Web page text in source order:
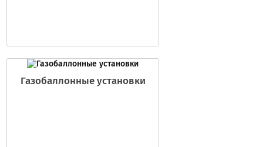
Газобаллонные установки